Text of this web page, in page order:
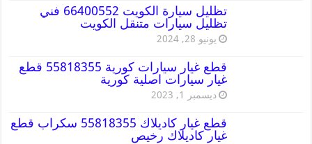
تظليل سيارة الكويت 66400552 فني
تظليل سيارات متنقل الكويت
يونيو 28, 2024
قطع غيار سيارات كورية 55818355 قطع
غيار سيارات اصلية كورية
ديسمبر 1, 2023
قطع غيار كاديلاك 55818355 سكراب قطع
غيار كاديلاك رخيص